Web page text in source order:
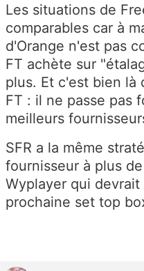
Les situations de
comparables car à
d'Orange n'est pas
FT achète sur
plus. Et c'est bien là
FT : il ne passe pas
meilleurs
SFR a la même
fournisseur à plus
Wyplayer qui
prochaine set top